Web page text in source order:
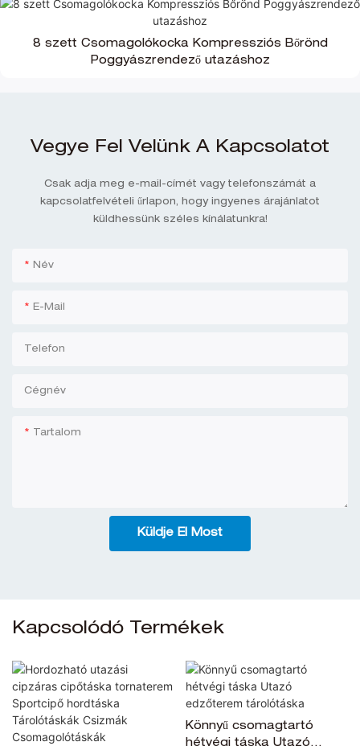
8 szett Csomagolókocka Kompressziós Bőrönd
Poggyászrendező utazáshoz
Vegye Fel Velünk A Kapcsolatot
Csak adja meg e-mail-címét vagy telefonszámát a
kapcsolatfelvételi űrlapon, hogy ingyenes árajánlatot
küldhessünk széles kínálatunkra!
Név
E-Mail
Telefon
Cégnév
Tartalom
Küldje El Most
Kapcsolódó Termékek
Könnyű csomagtartó
hétvégi táska Utazó